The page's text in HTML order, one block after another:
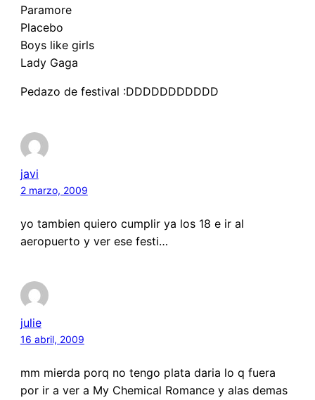
Paramore
Placebo
Boys like girls
Lady Gaga
Pedazo de festival :DDDDDDDDDDD
javi
2 marzo, 2009
yo tambien quiero cumplir ya los 18 e ir al
aeropuerto y ver ese festi…
julie
16 abril, 2009
mm mierda porq no tengo plata daria lo q fuera
por ir a ver a My Chemical Romance y alas demas